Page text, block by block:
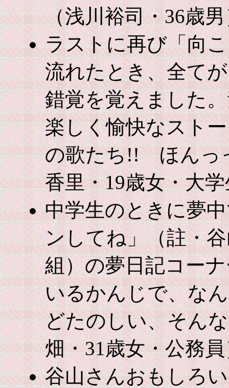
（浅川裕司・36歳
ラストに再び「向
流れたとき、全て
錯覚を覚えました
楽しく愉快なスト
の歌たち!! ほんっ
香里・19歳女・大
中学生のときに夢
ンしてね」（註・
組）の夢日記コー
いるかんじで、な
どたのしい、そん
畑・31歳女・公務
谷山さんおもしろ